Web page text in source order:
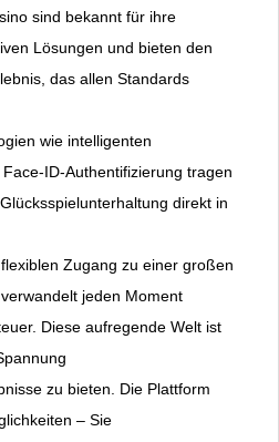
sind bekannt für ihre
Lösungen und bieten den
das allen Standards
wie intelligenten
ID-Authentifizierung tragen
direkt in
Zugang zu einer großen
jeden Moment
Diese aufregende Welt ist
zu bieten. Die Plattform
– Sie